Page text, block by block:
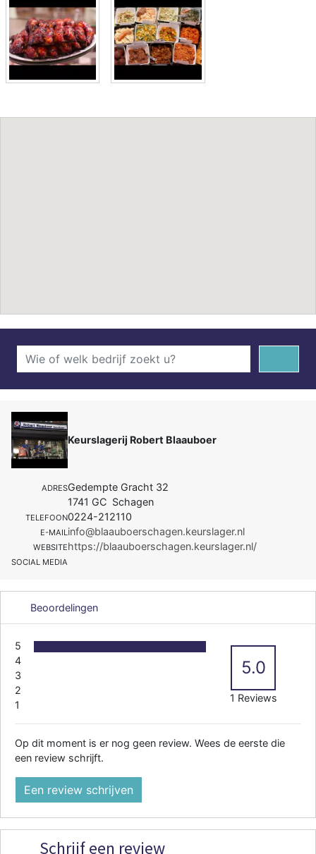
Keurslagerij Robert Blaauboer
ADRESGedempte Gracht 32
1741 GC Schagen
TELEFOON0224-212110
E-MAILinfo@blaauboerschagen.keurslager.nl
WEBSITEhttps://blaauboerschagen.keurslager.nl/
SOCIAL MEDIA
Beoordelingen
5
4
3
2
1
5.0
1 Reviews
Op dit moment is er nog geen review. Wees de eerste die
een review schrijft.
Een review schrijven
Schrijf een review